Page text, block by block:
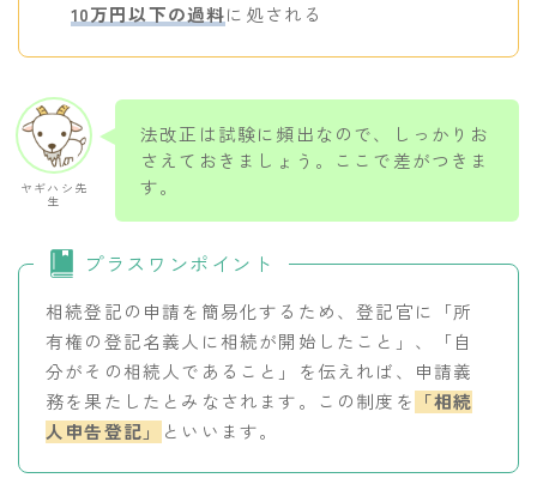
Follow Me
10万円以下の過料に処される
ヤギハシ先
生
法改正は試験に頻出なので、しっかりお
さえておきましょう。ここで差がつきま
す。
プラスワンポイント
相続登記の申請を簡易化するため、登記官に「所
有権の登記名義人に相続が開始したこと」、「自
分がその相続人であること」を伝えれば、申請義
務を果たしたとみなされます。この制度を 「相続
人申告登記」
といいます。